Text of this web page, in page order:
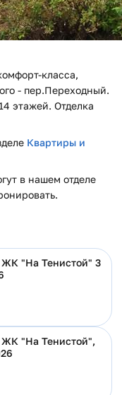
класса,
- пер.Переходный.
этажей. Отделка
Квартиры и
в нашем отделе
ЖК "На Тенистой" 3